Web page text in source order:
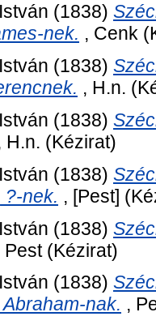
(1838)
nek. , Cenk
(1838)
, H.n.
(1838)
H.n. (Kézirat)
(1838)
?-nek. , [Pest]
(1838)
Pest (Kézirat)
(1838)
nak. ,